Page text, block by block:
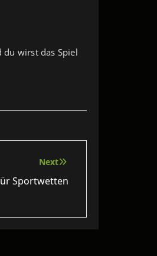
du wirst das Spiel
Next
Sportwetten